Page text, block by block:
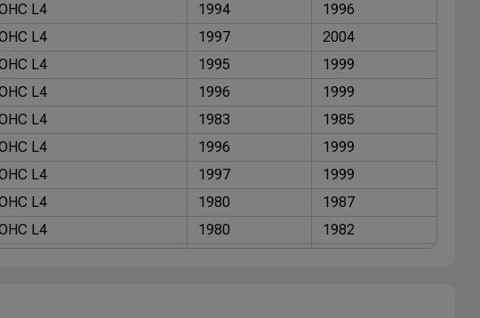
L4 1994
1996
L4 1997
2004
L4 1995
1999
L4 1996
1999
L4 1983
1985
L4 1996
1999
L4 1997
1999
L4 1980
1987
L4 1980
1982